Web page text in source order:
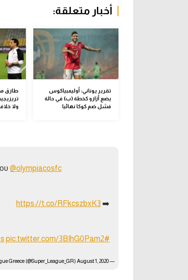
أخبار متعلقة:
تقرير يوناني: أوليمبياكوس
يضع أزارو كخطة (ب) في حالة
فشل ضم كوكا نهائيا
طارق
ولا
@olympiacosfc
➡️
https://t.co/RFkcszbxK3
#slgr
pic.twitter.com/3BIhG0Pam2
— Super League Greece (@Super_League_GR)
August 1, 2020